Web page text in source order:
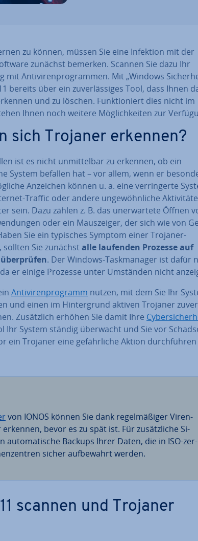
zu können, müssen Sie eine Infektion mit der
zunächst bemerken. Scannen Sie dazu Ihr
mit An­ti­vi­ren­pro­gram­men. Mit „Windows
bereits über ein zu­ver­läs­si­ges Tool, dass Ihnen
und zu löschen. Funk­tio­niert dies nicht im
Ihnen noch weitere Mög­lich­kei­ten zur
sich Trojaner erkennen?
ist es nicht un­mit­tel­bar zu erkennen, ob ein
System befallen hat – vor allem, wenn er
Anzeichen können u. a. eine ver­rin­ger­te
Traffic oder andere un­ge­wöhn­li­che
sein. Dazu zählen z. B. das un­er­war­te­te Öffnen
oder ein Maus­zei­ger, der sich wie von
Sie ein typisches Symptom einer Trojaner-
Sie zunächstalle laufenden Prozesse auf
. Der Windows-Task­ma­na­ger ist dafür
er einige Prozesse unter Umständen nicht
An­ti­vi­ren­pro­gramm nutzen, mit dem Sie Ihr
und einen im Hin­ter­grund aktiven Trojaner
Zu­sätz­lich erhöhen Sie damit Ihre
Ihr System ständig überwacht und Sie vor
ein Trojaner eine ge­fähr­li­che Aktion durch­füh­ren
von IONOS können Sie dank re­gel­mä­ßi­ger Vi­ren­
erkennen, bevor es zu spät ist. Für zu­sätz­li­che Si­
au­to­ma­ti­sche Backups Ihrer Daten, die in ISO-zer­
sicher auf­be­wahrt werden.
scannen und Trojaner